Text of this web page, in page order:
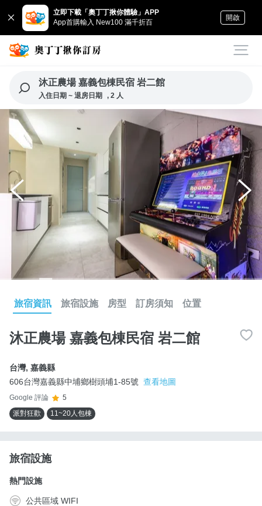
立即下載「奧丁丁揪你體驗」APP
App首購輸入 New100 滿千折百
開啟
沐正農場 嘉義包棟民宿 岩二館
入住日期 ~ 退房日期 , 2 人
旅宿資訊 旅宿設施 房型 訂房須知 位置
沐正農場 嘉義包棟民宿 岩二館
台灣, 嘉義縣
606台灣嘉義縣中埔鄉樹頭埔1-85號 查看地圖
Google 評論
5
派對狂歡
11~20人包棟
旅宿設施
熱門設施
公共區域 WIFI